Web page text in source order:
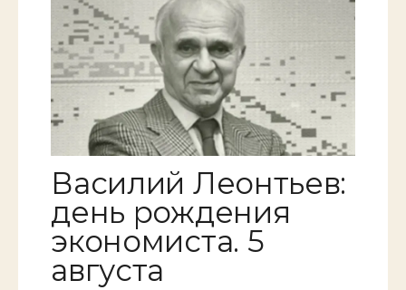
Василий Леонтьев:
день рождения
экономиста. 5
августа